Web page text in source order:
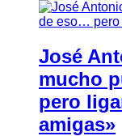
José
mucho
pero
amigas»